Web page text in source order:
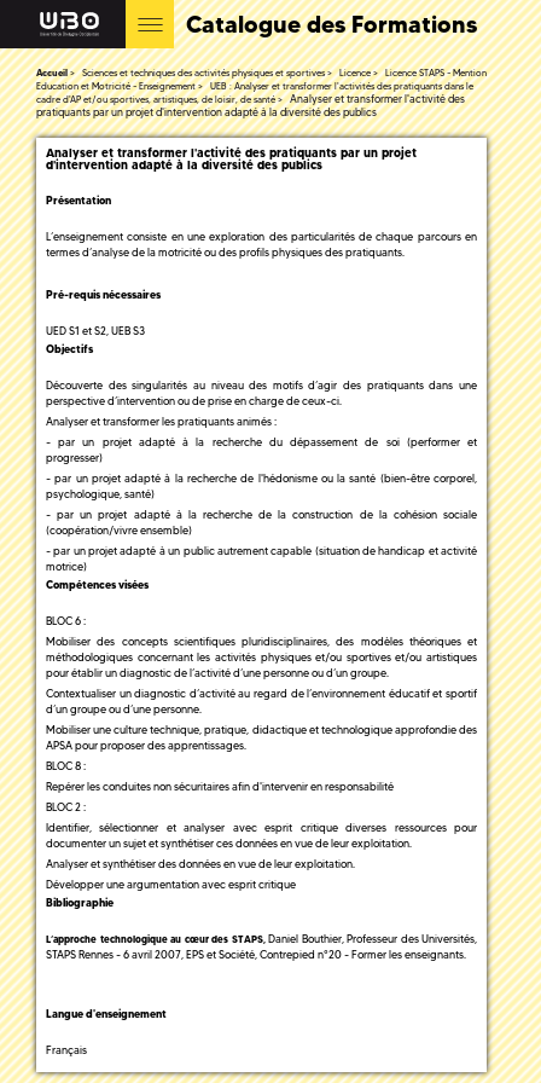
Catalogue des Formations
Accueil Sciences et techniques des activités physiques et sportives Licence
Licence STAPS - Mention
Education et Motricité - Enseignement
UEB : Analyser et transformer l'activités des pratiquants dans le
cadre d'AP et/ou sportives, artistiques, de loisir, de santé
Analyser et transformer l'activité des
pratiquants par un projet d'intervention adapté à la diversité des publics
Analyser et transformer l'activité des pratiquants par un projet
d'intervention adapté à la diversité des publics
Présentation
L’enseignement consiste en une exploration des particularités de chaque parcours en
termes d’analyse de la motricité ou des profils physiques des pratiquants.
Pré-requis nécessaires
UED S1 et S2, UEB S3
Objectifs
Découverte des singularités au niveau des motifs d’agir des pratiquants dans une
perspective d’intervention ou de prise en charge de ceux-ci.
Analyser et transformer les pratiquants animés :
- par un projet adapté à la recherche du dépassement de soi (performer et
progresser)
- par un projet adapté à la recherche de l'hédonisme ou la santé (bien-être corporel,
psychologique, santé)
- par un projet adapté à la recherche de la construction de la cohésion sociale
(coopération/vivre ensemble)
- par un projet adapté à un public autrement capable (situation de handicap et activité
motrice)
Compétences visées
BLOC 6 :
Mobiliser des concepts scientifiques pluridisciplinaires, des modèles théoriques et
méthodologiques concernant les activités physiques et/ou sportives et/ou artistiques
pour établir un diagnostic de l’activité d’une personne ou d’un groupe.
Contextualiser un diagnostic d’activité au regard de l’environnement éducatif et sportif
d’un groupe ou d’une personne.
Mobiliser une culture technique, pratique, didactique et technologique approfondie des
APSA pour proposer des apprentissages.
BLOC 8 :
Repérer les conduites non sécuritaires afin d'intervenir en responsabilité
BLOC 2 :
Identifier, sélectionner et analyser avec esprit critique diverses ressources pour
documenter un sujet et synthétiser ces données en vue de leur exploitation.
Analyser et synthétiser des données en vue de leur exploitation.
Développer une argumentation avec esprit critique
Bibliographie
L’approche technologique au cœur des STAPS, Daniel Bouthier, Professeur des Universités,
STAPS Rennes - 6 avril 2007, EPS et Société, Contrepied n°20 - Former les enseignants.
Langue d'enseignement
Français